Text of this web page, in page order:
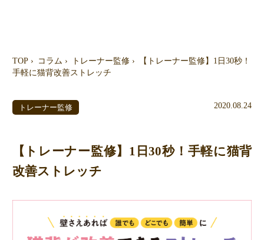
TOP コラム トレーナー監修
【トレーナー監修】1日30秒！
手軽に猫背改善ストレッチ
トレーナー監修 2020.08.24
【トレーナー監修】1日30秒！手軽に猫背
改善ストレッチ